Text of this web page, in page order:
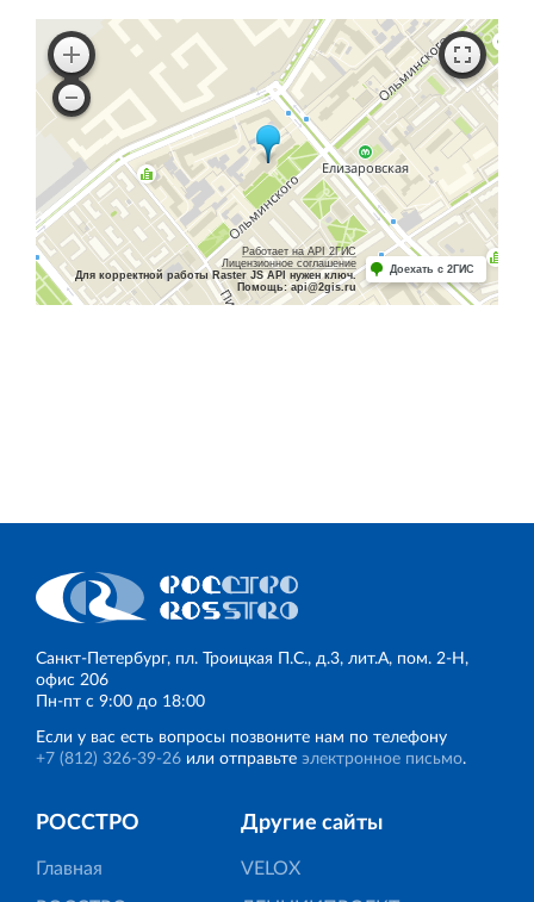
Работает на API 2ГИС
Лицензионное соглашение
Для корректной работы Raster JS API нужен ключ.
Помощь: api@2gis.ru
Доехать с 2ГИС
Санкт‐Петербург, пл. Троицкая П.С., д.3, лит.А, пом. 2-Н,
офис 206
Пн‐пт с 9:00 до 18:00
Если у вас есть вопросы позвоните нам по телефону
+7 (812) 326‐39‐26 или отправьте электронное письмо.
РОССТРО
Главная
Другие сайты
VELOX